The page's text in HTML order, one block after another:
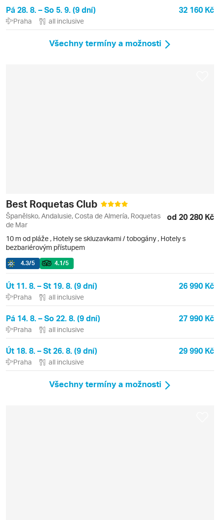
Pá 28. 8. – So 5. 9. (9 dní) 32 160 Kč
Praha all inclusive
Všechny termíny a možnosti
Best Roquetas Club
Španělsko, Andalusie, Costa de Almería, Roquetas
de Mar
od 20 280 Kč
10 m od pláže , Hotely se skluzavkami / tobogány , Hotely s
bezbariérovým přístupem
4.3/5 4.1/5
Út 11. 8. – St 19. 8. (9 dní) 26 990 Kč
Praha all inclusive
Pá 14. 8. – So 22. 8. (9 dní) 27 990 Kč
Praha all inclusive
Út 18. 8. – St 26. 8. (9 dní) 29 990 Kč
Praha all inclusive
Všechny termíny a možnosti